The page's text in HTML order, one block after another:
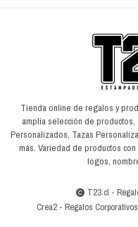
Tienda online de regalos y
amplia selección de
Personalizados, Tazas
más. Variedad de productos
logos,
T23.cl -
Crea2 - Regalos Corporativos